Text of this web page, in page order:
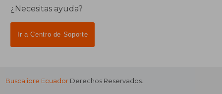
¿Necesitas ayuda?
Ir a Centro de Soporte
Buscalibre Ecuador Derechos Reservados.